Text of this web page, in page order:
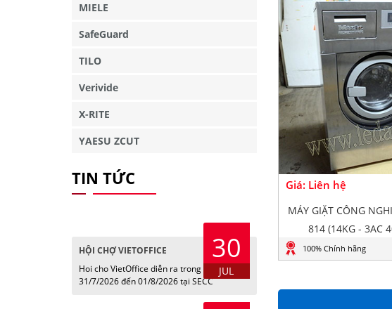
Giá: Liên hệ
MÁY GIẶT CÔNG
814 (14KG - 3AC
100% Chính hãng
MIELE
SafeGuard
TILO
Verivide
X-RITE
YAESU ZCUT
TIN TỨC
30
JUL
HỘI CHỢ VIETOFFICE
Hoi cho VietOffice diễn ra trong các ngày
31/7/2026 đến 01/8/2026 tại SECC